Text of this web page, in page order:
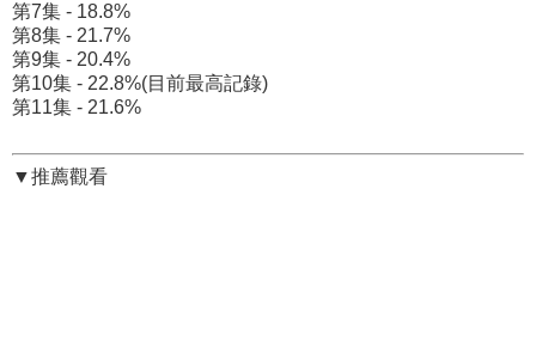
第7集 - 18.8%
第8集 - 21.7%
第9集 - 20.4%
第10集 - 22.8%(目前最高記錄)
第11集 - 21.6%
▼推薦觀看